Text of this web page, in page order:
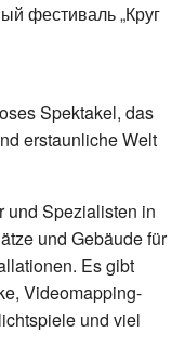
фестиваль „Круг
Spektakel, das
erstaunliche Welt
und Spezialisten in
und Gebäude für
Es gibt
Videomapping-
und viel